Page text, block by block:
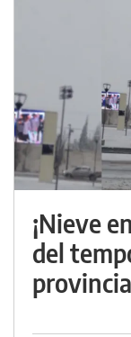
¡Nieve
del
provincia